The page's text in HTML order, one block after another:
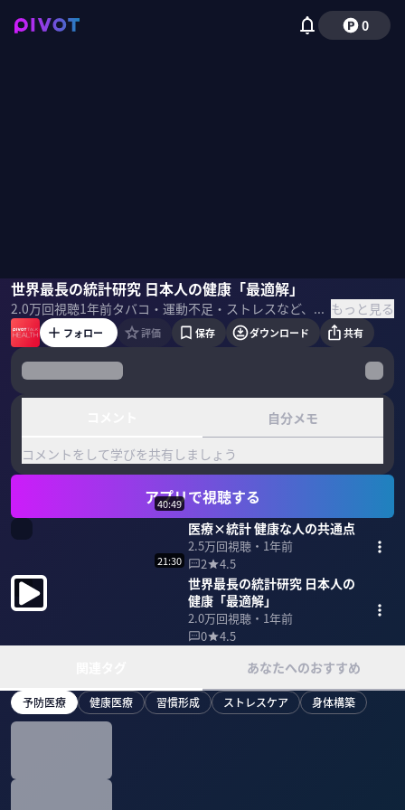
0
世界最長の統計研究 日本人の健康「最適解」
2.0万回視聴1年前 タバコ・運動不足・ストレスなど、健康の脅威は身の回りにあふれている。健康寿命を伸ばす上での「正解」は何なのか？疫学のエキスパート・大平哲也氏に健康のための習慣を聞いた。 もっと見る
大平哲也野嶋紗己子
フォロー 評価 保存 ダウンロード 共有
自分メモ
コメントをして学びを共有しましょう
アプリで視聴する
40:49
医療×統計 健康な人の共通点
2.5万回視聴・ 1年前
2
4.5
21:30
世界最長の統計研究 日本人の
健康「最適解」
2.0万回視聴・ 1年前
0
4.5
あなたへのおすすめ
予防医療 健康医療 習慣形成 ストレスケア 身体構築